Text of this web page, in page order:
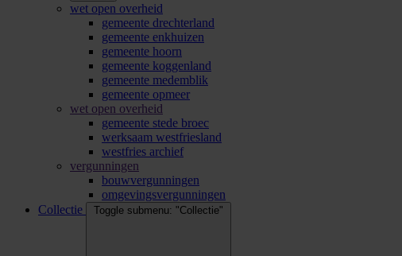
wet open overheid
gemeente drechterland
gemeente enkhuizen
gemeente hoorn
gemeente koggenland
gemeente medemblik
gemeente opmeer
wet open overheid
gemeente stede broec
werksaam westfriesland
westfries archief
vergunningen
bouwvergunningen
omgevingsvergunningen
Collectie
Toggle submenu: "Collectie"